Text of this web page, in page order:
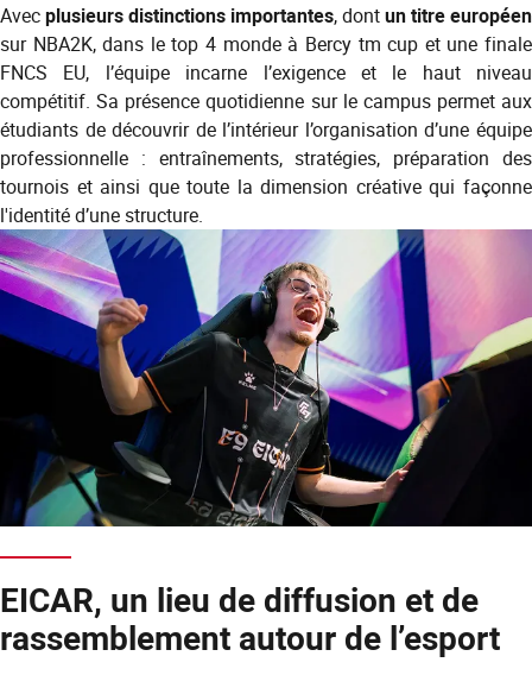
Avecplusieurs distinctions importantes, dontun titre européen
sur NBA2K, dans le top 4 monde à Bercy tm cup et une finale
FNCS EU, l’équipe incarne l’exigence et le haut niveau
compétitif. Sa présence quotidienne sur le campus permet aux
étudiants de découvrir de l’intérieur l’organisation d’une équipe
professionnelle : entraînements, stratégies, préparation des
tournois et ainsi que toute la dimension créative qui façonne
l'identité d’une structure.
EICAR, un lieu de diffusion et de
rassemblement autour de l’esport